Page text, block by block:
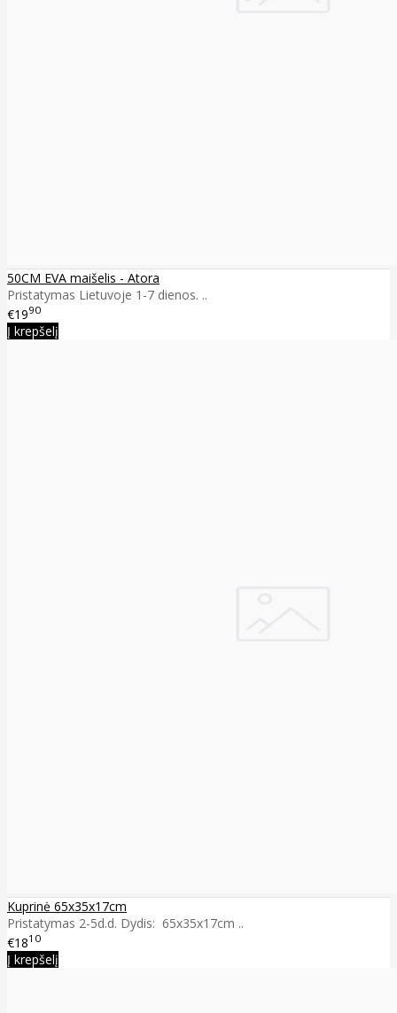
50CM EVA maišelis - Atora
Pristatymas Lietuvoje 1-7 dienos. ..
€1990
Į krepšelį
Kuprinė 65x35x17cm
Pristatymas 2-5d.d. Dydis: 65x35x17cm ..
€1810
Į krepšelį